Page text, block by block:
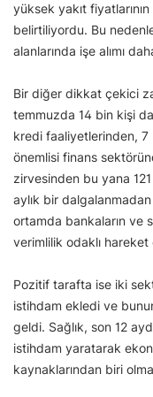
yüksek yakıt
belirtiliyordu. Bu
alanlarında işe alımı
Bir diğer dikkat çekici
temmuzda 14 bin kişi
kredi faaliyetlerinden,
önemlisi finans
zirvesinden bu yana
aylık bir
ortamda bankaların ve
verimlilik odaklı
Pozitif tarafta ise iki
istihdam ekledi ve
geldi. Sağlık, son 12
istihdam yaratarak
kaynaklarından biri